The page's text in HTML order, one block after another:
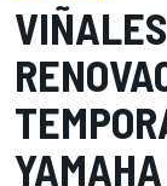
YAMAHA